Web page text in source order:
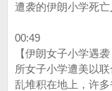
遭袭的伊朗小学死亡
00:49
【伊朗女子小学遇
所女子小学遭美以
乱堆积在地上，许